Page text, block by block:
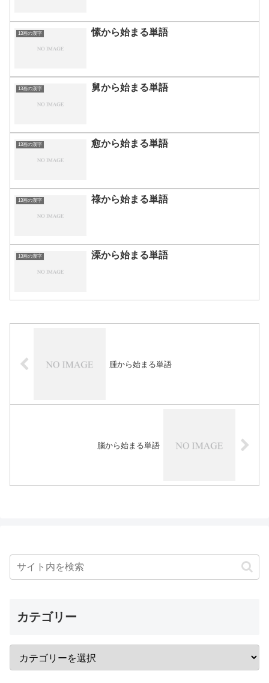
13画の漢字 愫から始まる単語
13画の漢字 舅から始まる単語
13画の漢字 愈から始まる単語
13画の漢字 祿から始まる単語
13画の漢字 溧から始まる単語
腫から始まる単語
腦から始まる単語
カテゴリー